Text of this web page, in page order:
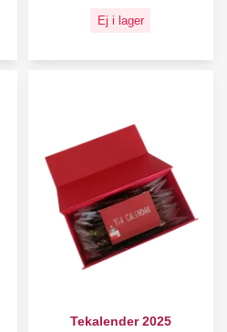
Ej i lager
Tekalender 2025